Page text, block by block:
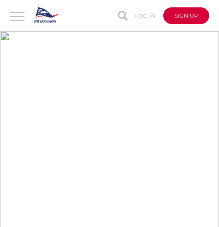
LOG IN SIGN UP